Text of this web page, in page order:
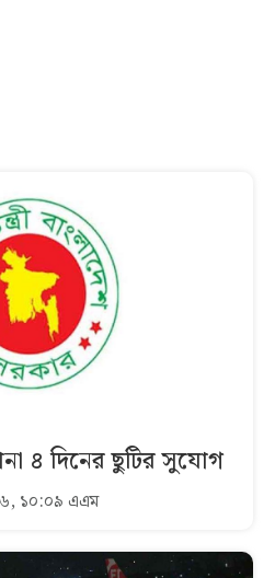
৪ দিনের ছুটির সুযোগ
১০:০৯ এএম